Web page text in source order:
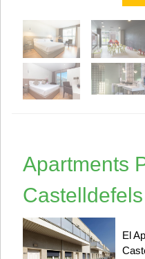
Apartments
Castelldefels
El